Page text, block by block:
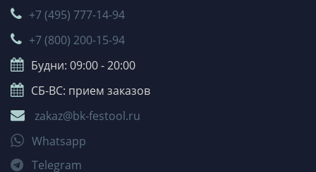
+7 (495) 777-14-94
+7 (800) 200-15-94
Будни: 09:00 - 20:00
СБ-ВС: прием заказов
zakaz@bk-festool.ru
Whatsapp
Telegram